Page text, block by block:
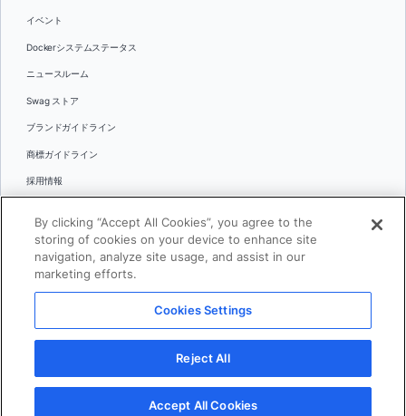
イベント
Dockerシステムステータス
ニュースルーム
Swag ストア
ブランドガイドライン
商標ガイドライン
採用情報
言語
日本語
© 2026 Docker Inc.全著作権所有
利用規約(英語)
プライバシー
Cookies Settings
By clicking “Accept All Cookies”, you agree to the
storing of cookies on your device to enhance site
navigation, analyze site usage, and assist in our
marketing efforts.
Cookies Settings
Reject All
Accept All Cookies